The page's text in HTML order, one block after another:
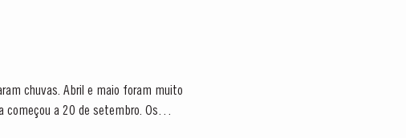
chuvas. Abril e maio foram muito
começou a 20 de setembro. Os